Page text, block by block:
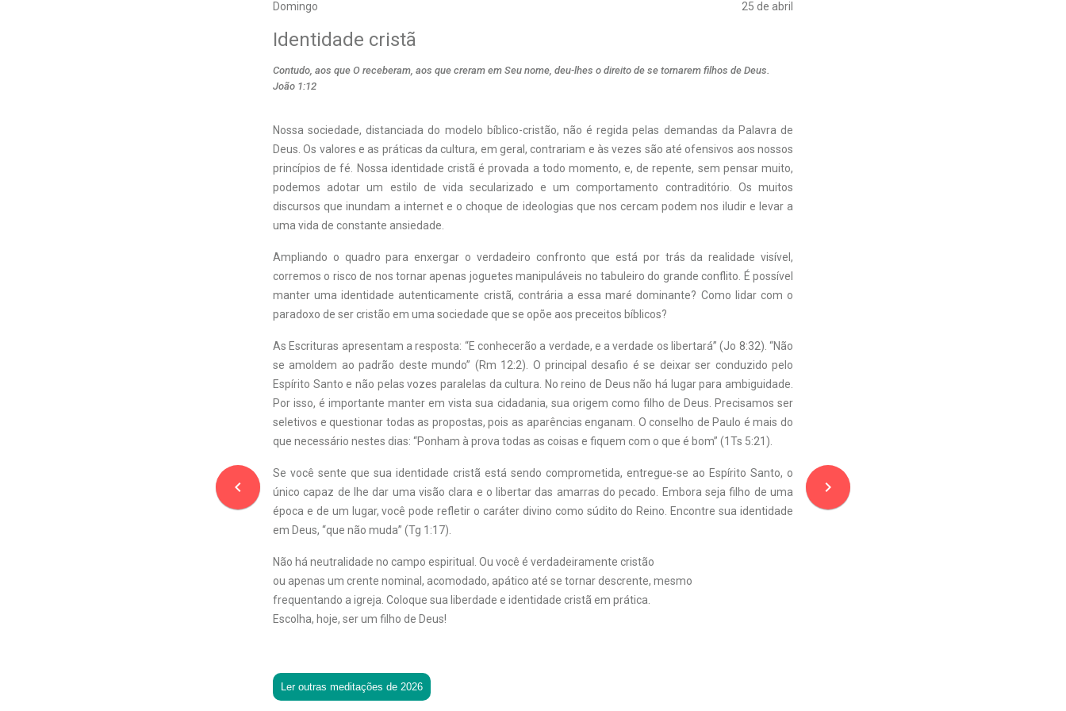
Domingo 25 de abril
navigate_before
Identidade cristã
Contudo, aos que O receberam, aos que creram em Seu nome, deu-lhes o direito de se tornarem filhos de Deus.
João 1:12
Nossa sociedade, distanciada do modelo bíblico-cristão, não é regida pelas demandas da Palavra de
Deus. Os valores e as práticas da cultura, em geral, contrariam e às vezes são até ofensivos aos nossos
princípios de fé. Nossa identidade cristã é provada a todo momento, e, de repente, sem pensar muito,
podemos adotar um estilo de vida secularizado e um comportamento contraditório. Os muitos
discursos que inundam a internet e o choque de ideologias que nos cercam podem nos iludir e levar a
uma vida de constante ansiedade.
Ampliando o quadro para enxergar o verdadeiro confronto que está por trás da realidade visível,
corremos o risco de nos tornar apenas joguetes manipuláveis no tabuleiro do grande conflito. É possível
manter uma identidade autenticamente cristã, contrária a essa maré dominante? Como lidar com o
paradoxo de ser cristão em uma sociedade que se opõe aos preceitos bíblicos?
As Escrituras apresentam a resposta: “E conhecerão a verdade, e a verdade os libertará” (Jo 8:32). “Não
se amoldem ao padrão deste mundo” (Rm 12:2). O principal desafio é se deixar ser conduzido pelo
Espírito Santo e não pelas vozes paralelas da cultura. No reino de Deus não há lugar para ambiguidade.
Por isso, é importante manter em vista sua cidadania, sua origem como filho de Deus. Precisamos ser
seletivos e questionar todas as propostas, pois as aparências enganam. O conselho de Paulo é mais do
que necessário nestes dias: “Ponham à prova todas as coisas e fiquem com o que é bom” (1Ts 5:21).
Se você sente que sua identidade cristã está sendo comprometida, entregue-se ao Espírito Santo, o
único capaz de lhe dar uma visão clara e o libertar das amarras do pecado. Embora seja filho de uma
época e de um lugar, você pode refletir o caráter divino como súdito do Reino. Encontre sua identidade
em Deus, “que não muda” (Tg 1:17).
Não há neutralidade no campo espiritual. Ou você é verdadeiramente cristão
ou apenas um crente nominal, acomodado, apático até se tornar descrente, mesmo
frequentando a igreja. Coloque sua liberdade e identidade cristã em prática.
Escolha, hoje, ser um filho de Deus!
Ler outras meditações de 2026
navigate_next